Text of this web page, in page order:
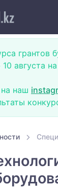
грантов
августа на
наш